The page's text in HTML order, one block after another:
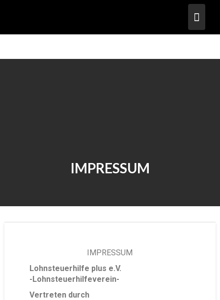
IMPRESSUM
IMPRESSUM
Lohnsteuerhilfe plus e.V.
-Lohnsteuerhilfeverein-
Vertreten durch